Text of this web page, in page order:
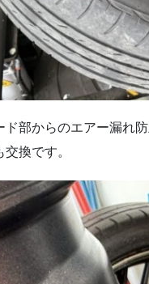
ド部からのエアー漏れ
換です。